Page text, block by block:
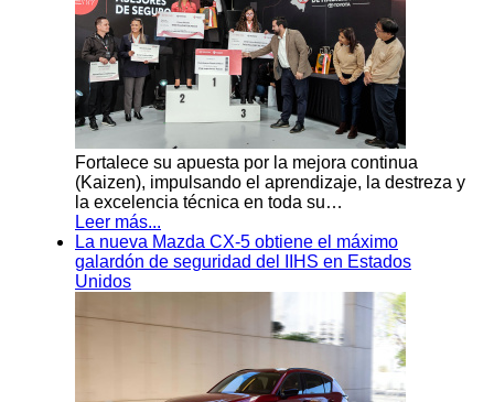
Fortalece su apuesta por la mejora continua
(Kaizen), impulsando el aprendizaje, la destreza y
la excelencia técnica en toda su…
Leer más...
La nueva Mazda CX-5 obtiene el máximo
galardón de seguridad del IIHS en Estados
Unidos